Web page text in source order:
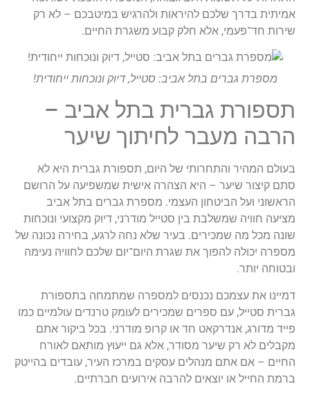
אמיתית בדרך שלכם להיראות ולהרגיש במיטבכם – לא רק
שירות חד־פעמי, אלא חלק קבוע משגרת החיים.
מספרת גברים בתל אביב: סטייל, דיוק ונוכחות ייחודית!
תספורת גברית בתל אביב –
הרבה מעבר לחיתוך שיער
בעולם המהיר והתחרותי של היום, תספורת גברית היא לא
סתם קיצור שיער – היא הצהרה אישית שמשפיעה על הרושם
הראשוני ועל הביטחון העצמי. מספרת גברים בתל אביב
מציעה חוויה שמשלבת בין סטייל מודרני, דיוק מקצועי ונוכחות
שונה מכל מה שמכירים. בעיר שלא נחה לרגע, בחירה נכונה של
מספרה יכולה להפוך את שגרת היום־יום שלכם לחוויה נעימה
ובטוחה יותר.
דמיינו את עצמכם נכנסים למספרה שמתמחה בתספורת
גברית סטייל, עם ספרים שמכירים לעומק טרנדים עולמיים כמו
פייד מדורג, אנדרקאט חד או קרופ מודרני. בכל ביקור אתם
מקבלים לא רק שיער מסודר, אלא גם ייעוץ מותאם לאורח
החיים – אם אתם מנהלים עסקים במרכז העיר, עובדים בהייטק
ברמת החייל או יוצאים להרבה אירועים חברתיים.